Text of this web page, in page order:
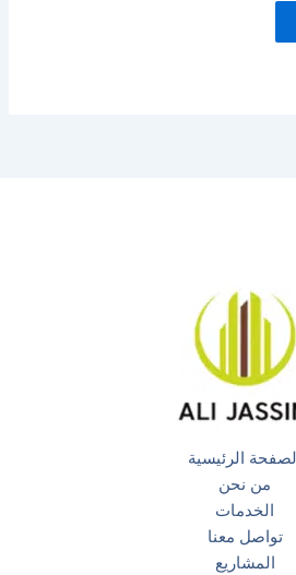
الصفحة الرئيسية
من نحن
الخدمات
تواصل معنا
المشاريع